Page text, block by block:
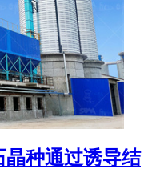
种通过诱导结